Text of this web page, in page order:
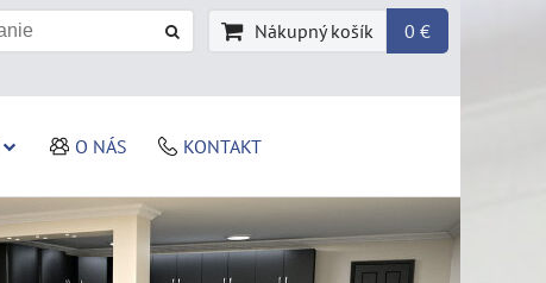
Nákupný košík 0 €
O NÁS KONTAKT